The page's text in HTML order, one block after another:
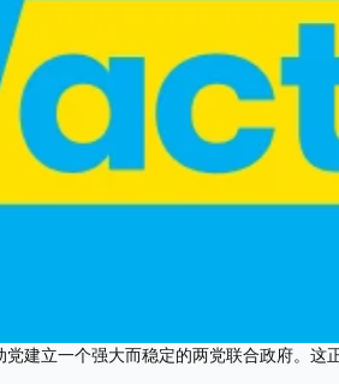
建立一个强大而稳定的两党联合政府。这